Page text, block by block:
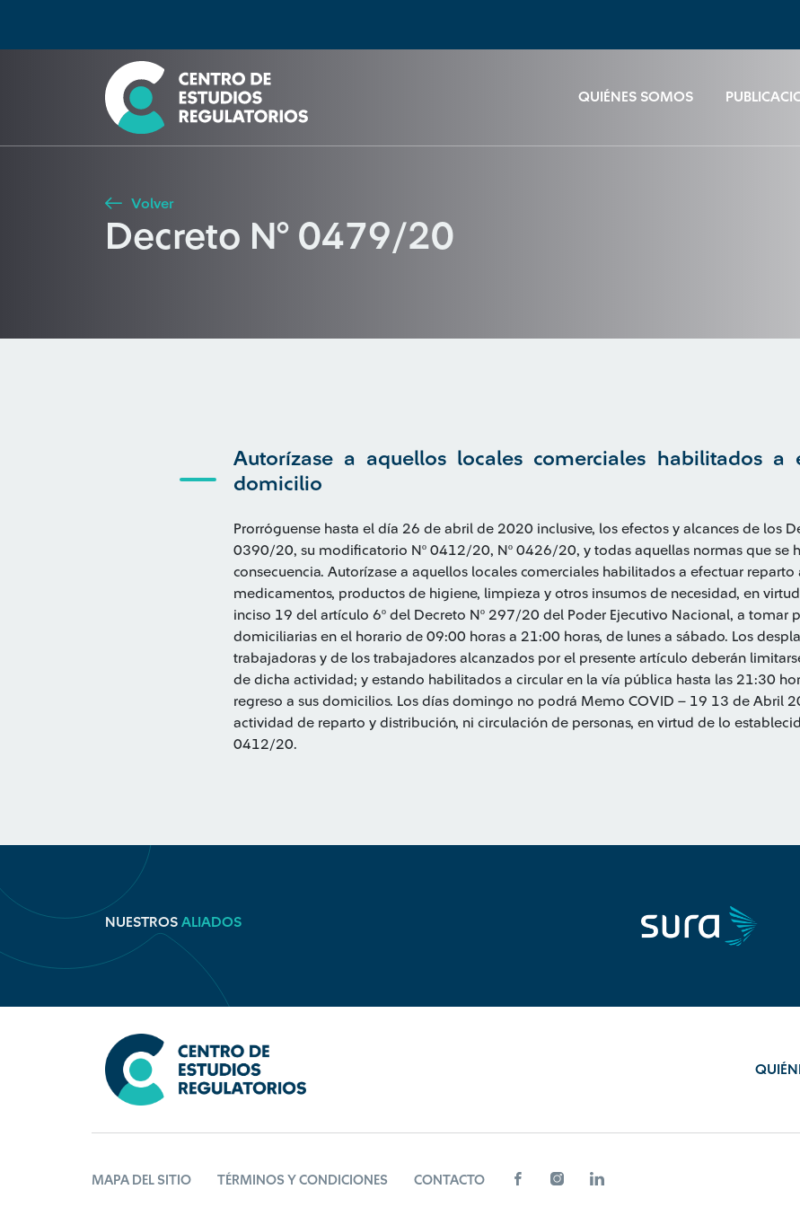
QUIÉNES SOMOS
Seleccione país
Buscar
Volver
Decreto N° 0479/20
Autorízase a aquellos locales comerciales habilitados a
domicilio
Prorróguense hasta el día 26 de abril de 2020 inclusive, los efectos y alcances de los
0390/20, su modificatorio Nº 0412/20, Nº 0426/20, y todas aquellas normas que se
consecuencia. Autorízase a aquellos locales comerciales habilitados a efectuar
medicamentos, productos de higiene, limpieza y otros insumos de necesidad, en
inciso 19 del artículo 6º del Decreto Nº 297/20 del Poder Ejecutivo Nacional, a tomar
domiciliarias en el horario de 09:00 horas a 21:00 horas, de lunes a sábado. Los
trabajadoras y de los trabajadores alcanzados por el presente artículo deberán
de dicha actividad; y estando habilitados a circular en la vía pública hasta las 21:30
regreso a sus domicilios. Los días domingo no podrá Memo COVID – 19 13 de Abril
actividad de reparto y distribución, ni circulación de personas, en virtud de lo
0412/20.
NUESTROS ALIADOS
MAPA DEL SITIO TÉRMINOS Y CONDICIONES CONTACTO